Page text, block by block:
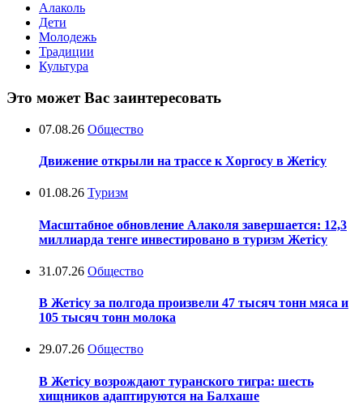
Алаколь
Дети
Молодежь
Традиции
Культура
Это может Вас заинтересовать
07.08.26 Общество
Движение открыли на трассе к Хоргосу в Жетісу
01.08.26 Туризм
Масштабное обновление Алаколя завершается: 12,3
миллиарда тенге инвестировано в туризм Жетісу
31.07.26 Общество
В Жетісу за полгода произвели 47 тысяч тонн мяса и
105 тысяч тонн молока
29.07.26 Общество
В Жетісу возрождают туранского тигра: шесть
хищников адаптируются на Балхаше